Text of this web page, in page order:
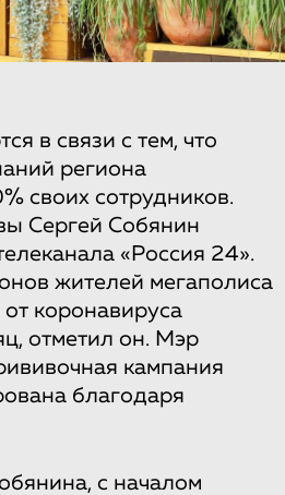
в связи с тем, что
региона
своих сотрудников.
Сергей Собянин
«Россия 24».
жителей мегаполиса
коронавируса
отметил он. Мэр
кампания
благодаря
с началом